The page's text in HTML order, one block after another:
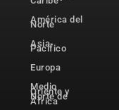
América del
Norte
Asia-
Pacífico
Europa
Medio
Oriente y
Norte de
África